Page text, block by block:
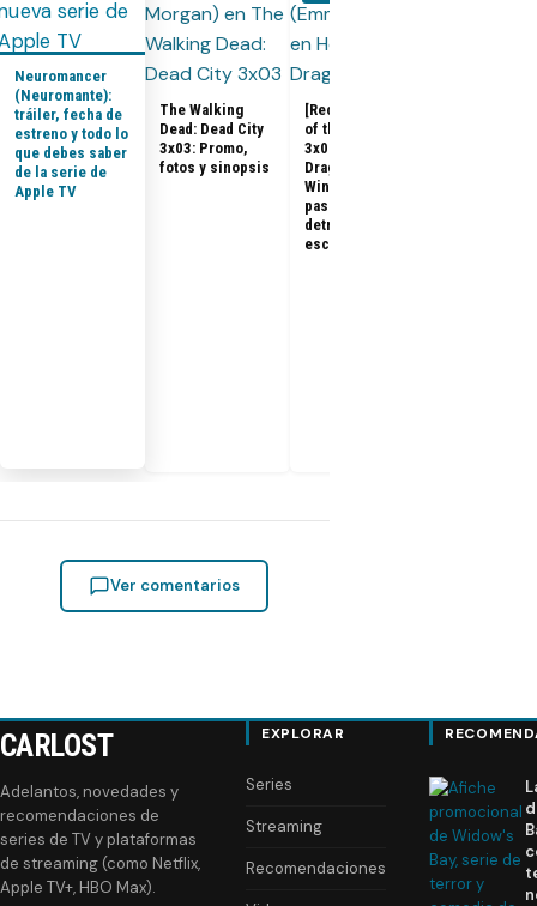
Neuromancer
(Neuromante):
tráiler, fecha de
estreno y todo lo
que debes saber
de la serie de
Apple TV
The Walking
Dead: Dead City
3x03: Promo,
fotos y sinopsis
[Recap] House
of the Dragon
3x07 «The
Dragon in
Winter»: qué
pasó, análisis y
detrás de
escena
Ver comentarios
CARLOST
Adelantos, novedades y
recomendaciones de
series de TV y plataformas
de streaming (como Netflix,
Apple TV+, HBO Max).
EXPLORAR
Series
Streaming
Recomendaciones